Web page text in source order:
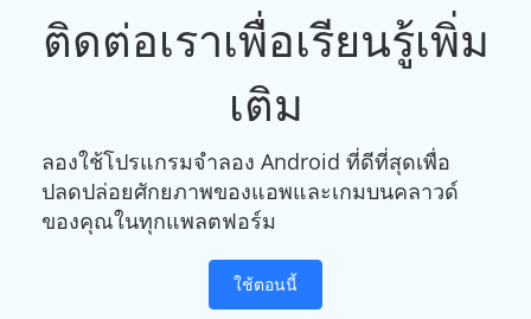
ติดต่อเราเพื่อเรียนรู้เพิ่ม
เติม
ลองใช้โปรแกรมจำลอง Android ที่ดีที่สุดเพื่อ
ปลดปล่อยศักยภาพของแอพและเกมบนคลาวด์
ของคุณในทุกแพลตฟอร์ม
ใช้ตอนนี้